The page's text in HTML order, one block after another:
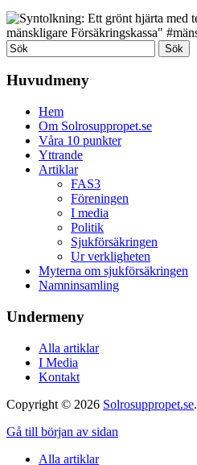
Huvudmeny
Hem
Om Solrosuppropet.se
Våra 10 punkter
Yttrande
Artiklar
FAS3
Föreningen
I media
Politik
Sjukförsäkringen
Ur verkligheten
Myterna om sjukförsäkringen
Namninsamling
Undermeny
Alla artiklar
I Media
Kontakt
Copyright © 2026 Solrosuppropet.se.
Gå till början av sidan
Alla artiklar